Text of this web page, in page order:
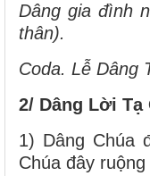
Dâng gia đình
thân).
Coda. Lễ Dâng
2/ Dâng Lời Tạ
1) Dâng Chúa
Chúa đây